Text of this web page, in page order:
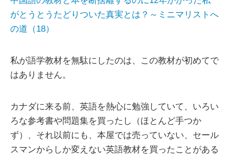
がとうとうたどりついた真実とは？～ミニマリストへ
の道（18）
私が語学教材を無駄にしたのは、この教材が初めてで
はありません。
カナダに来る前、英語を熱心に勉強していて、いろい
ろな参考書や問題集を買ったし（ほとんど手つか
ず）、それ以前にも、本屋では売っていない、セール
スマンからしか変えない英語教材を買ったことがある